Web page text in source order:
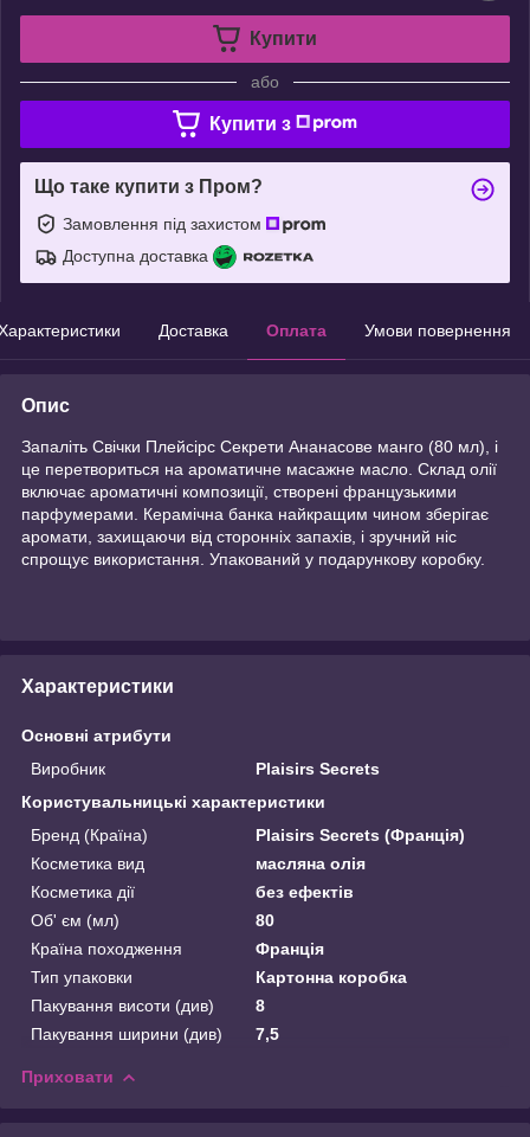
Купити
або
Купити з
Що таке купити з Пром?
Замовлення під захистом
Доступна доставка
Доставка Оплата Умови повернення
Опис
Запаліть Свічки Плейсірс Секрети Ананасове манго (80 мл), і
це перетвориться на ароматичне масажне масло. Склад олії
включає ароматичні композиції, створені французькими
парфумерами. Керамічна банка найкращим чином зберігає
аромати, захищаючи від сторонніх запахів, і зручний ніс
спрощує використання. Упакований у подарункову коробку.
Характеристики
Основні атрибути
Виробник
Plaisirs Secrets
Користувальницькі характеристики
Бренд (Країна)
Plaisirs Secrets (Франція)
Косметика вид
масляна олія
Косметика дії
без ефектів
Об' єм (мл)
80
Країна походження
Франція
Тип упаковки
Картонна коробка
Пакування висоти (див)
8
Пакування ширини (див)
7,5
Приховати